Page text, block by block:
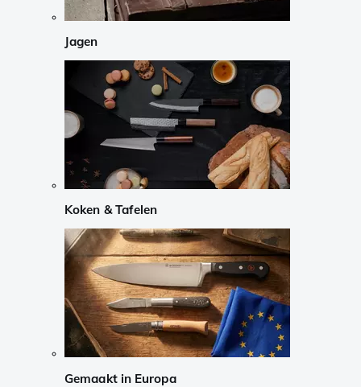
Jagen
Koken & Tafelen
Gemaakt in Europa